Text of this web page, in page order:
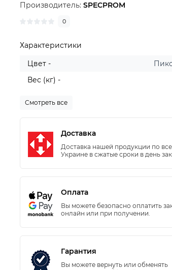
Производитель:SPECPROM
0
Характеристики
Цвет -
Вес (кг) -
Смотреть все
Доставка
Доставка нашей продукции по
Украине в сжатые сроки в день
Оплата
Вы можете безопасно оплатить
онлайн или при получении.
Гарантия
Вы можете вернуть или обменять